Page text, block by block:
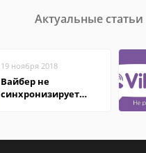
Актуальные статьи
19 ноября 2018
Вайбер не
синхронизирует